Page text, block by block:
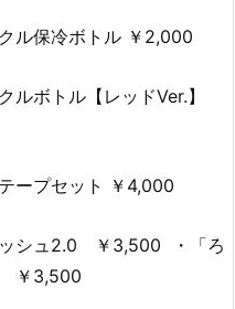
ル保冷ボトル ￥2,000
ルボトル【レッドVer.】
ープセット ￥4,000
ッシュ2.0 ￥3,500 ・「ろ
￥3,500